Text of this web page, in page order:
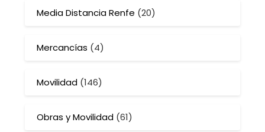
Media Distancia Renfe (20)
Mercancías (4)
Movilidad (146)
Obras y Movilidad (61)